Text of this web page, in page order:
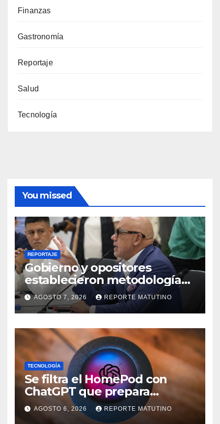
Finanzas
Gastronomía
Reportaje
Salud
Tecnología
You missed
REPORTAJE
Gobierno y opositores
establecieron metodología
para el proceso de diálogo en
Venezuela
AGOSTO 7, 2026 REPORTE MATUTINO
TECNOLOGÍA
Se filtra el HomePod con
ChatGPT que prepara
OpenAI y su diseño es una
locura
AGOSTO 6, 2026 REPORTE MATUTINO